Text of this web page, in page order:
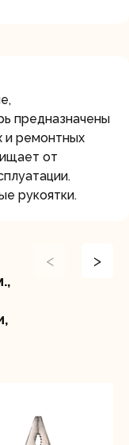
предназначены
и ремонтных
от
рукоятки.
< >